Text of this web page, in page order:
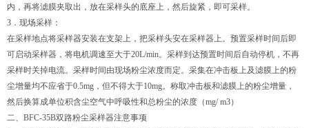
内，再将滤膜夹取出，放在采样头的底座上，然后旋紧，即可采样。
3 ．现场采样：
在采样地点将采样器安装在支架上，把采样头安在采样器上。预置采样时间后即
可启动采样器，将电机调速至大于20L/min。采样到达预置时间后自动停机，不再
采样时关掉电流。采样时间由现场粉尘浓度而定。采集在冲击板上及滤膜上的粉
尘增量均不应省于0.5mg ，但不得大于10mg。称取冲击板和滤膜上的粉尘增量，
然后换算成单位积含尘空气中呼吸性和总粉尘的浓度（mg/ m3）
二、 BFC-35B双路粉尘采样器注意事项